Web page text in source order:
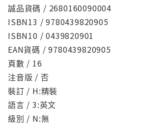
誠品貨碼 / 2680160090004
ISBN13 / 9780439820905
ISBN10 / 0439820901
EAN貨碼 / 9780439820905
頁數 / 16
注音版 / 否
裝訂 / H:精裝
語言 / 3:英文
級別 / N:無